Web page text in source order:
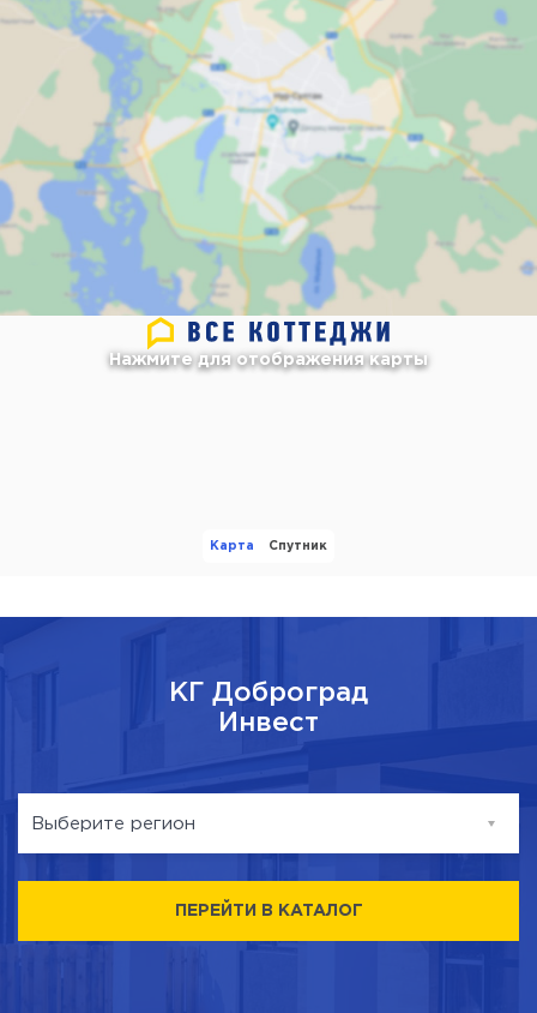
Нажмите для отображения карты
Карта Спутник
КГ Доброград
Инвест
Выберите регион
ПЕРЕЙТИ В КАТАЛОГ